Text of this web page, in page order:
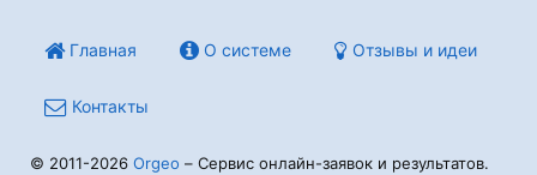
Главная О системе Отзывы и идеи
Контакты
© 2011-2026 Orgeo – Сервис онлайн-заявок и результатов.